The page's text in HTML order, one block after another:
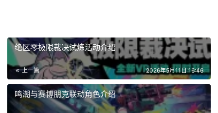
绝区零极限裁决试炼活动介绍
上一篇 2026年5月11日 16:46
鸣潮与赛博朋克联动角色介绍